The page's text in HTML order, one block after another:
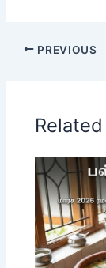
PREVIOUS